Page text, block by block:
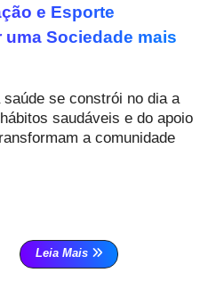
e Esporte
Sociedade mais
se constrói no dia a
saudáveis e do apoio
a comunidade
Leia Mais